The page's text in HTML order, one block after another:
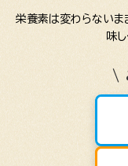
栄養素は変わらないま
味
\